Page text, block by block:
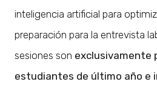
inteligencia artificial para
preparación para la entrevista
sesiones son exclusivamente
estudiantes de último año e